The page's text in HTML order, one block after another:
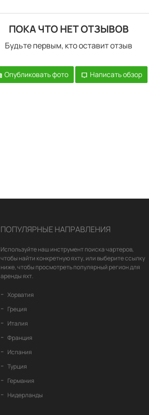
ПОКА ЧТО НЕТ ОТЗЫВОВ
Будьте первым, кто оставит отзыв
Опубликовать фото Написать обзор
ПОПУЛЯРНЫЕ НАПРАВЛЕНИЯ
Используйте наш инструмент поиска чартеров,
чтобы найти конкретную яхту, или выберите ссылку
ниже, чтобы просмотреть популярный регион для
аренды яхт.
Хорватия
Греция
Италия
Франция
Испания
Турция
Германия
Нидерланды